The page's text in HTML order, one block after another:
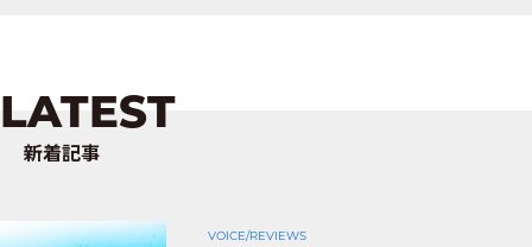
LATEST
新着記事
VOICE/REVIEWS